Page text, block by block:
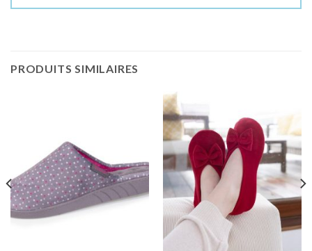
PRODUITS SIMILAIRES